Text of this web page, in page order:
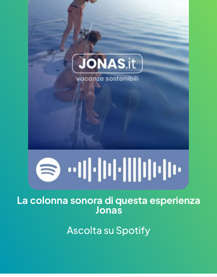
La colonna sonora di questa esperienza
Jonas
Ascolta su Spotify